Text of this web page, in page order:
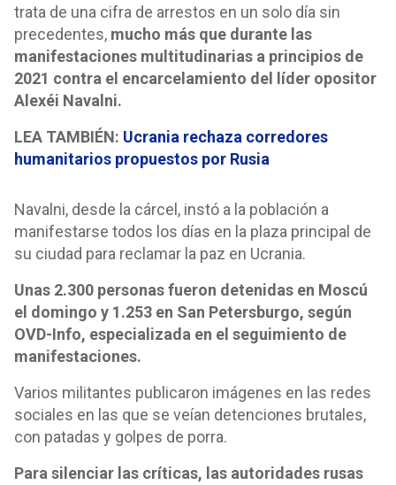
trata de una cifra de arrestos en un solo día sin
precedentes, mucho más que durante las
manifestaciones multitudinarias a principios de
2021 contra el encarcelamiento del líder opositor
Alexéi Navalni.
LEA TAMBIÉN: Ucrania rechaza corredores
humanitarios propuestos por Rusia
Navalni, desde la cárcel, instó a la población a
manifestarse todos los días en la plaza principal de
su ciudad para reclamar la paz en Ucrania.
Unas 2.300 personas fueron detenidas en Moscú
el domingo y 1.253 en San Petersburgo, según
OVD-Info, especializada en el seguimiento de
manifestaciones.
Varios militantes publicaron imágenes en las redes
sociales en las que se veían detenciones brutales,
con patadas y golpes de porra.
Para silenciar las críticas, las autoridades rusas